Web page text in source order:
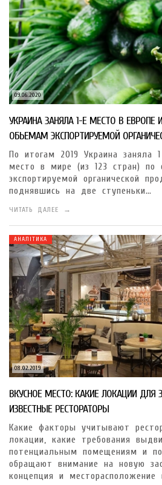
09.06.2020
УКРАИНА ЗАНЯЛА 1-Е МЕСТО В ЕВРОПЕ
ОБЬЕМАМ ЭКСПОРТИРУЕМОЙ
По итогам 2019 Украина заняла
место в мире (из 123 стран) по
экспортируемой органической
поднявшись на две ступеньки…
ЧИТАТЬ ДАЛЕЕ →
08.02.2019
АНАЛІТИКА
ВКУСНОЕ МЕСТО: КАКИЕ ЛОКАЦИИ ДЛЯ
ИЗВЕСТНЫЕ РЕСТОРАТОРЫ
Какие факторы учитывают
локации, какие требования
потенциальным помещениям и
обращают внимание на новую
концепция и месторасположение